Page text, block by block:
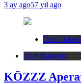
3 ay ago57 yıl ago
Özel
Özel Haberler
KÖZZZ